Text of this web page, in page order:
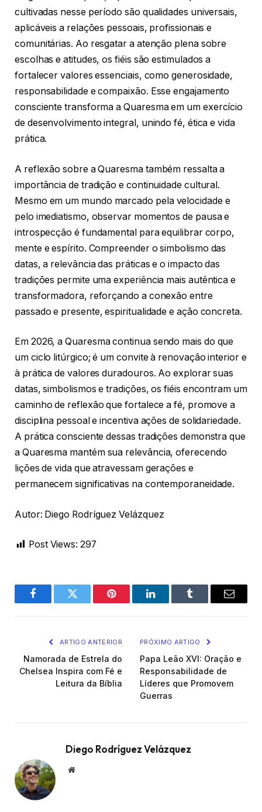
cultivadas nesse período são qualidades universais,
aplicáveis a relações pessoais, profissionais e
comunitárias. Ao resgatar a atenção plena sobre
escolhas e atitudes, os fiéis são estimulados a
fortalecer valores essenciais, como generosidade,
responsabilidade e compaixão. Esse engajamento
consciente transforma a Quaresma em um exercício
de desenvolvimento integral, unindo fé, ética e vida
prática.
A reflexão sobre a Quaresma também ressalta a
importância de tradição e continuidade cultural.
Mesmo em um mundo marcado pela velocidade e
pelo imediatismo, observar momentos de pausa e
introspecção é fundamental para equilibrar corpo,
mente e espírito. Compreender o simbolismo das
datas, a relevância das práticas e o impacto das
tradições permite uma experiência mais autêntica e
transformadora, reforçando a conexão entre
passado e presente, espiritualidade e ação concreta.
Em 2026, a Quaresma continua sendo mais do que
um ciclo litúrgico; é um convite à renovação interior e
à prática de valores duradouros. Ao explorar suas
datas, simbolismos e tradições, os fiéis encontram um
caminho de reflexão que fortalece a fé, promove a
disciplina pessoal e incentiva ações de solidariedade.
A prática consciente dessas tradições demonstra que
a Quaresma mantém sua relevância, oferecendo
lições de vida que atravessam gerações e
permanecem significativas na contemporaneidade.
Autor: Diego Rodríguez Velázquez
Post Views: 297
FacebookTwitter Pinterest LinkedInTumblr Email
ARTIGO ANTERIOR
Namorada de Estrela do
Chelsea Inspira com Fé e
Leitura da Bíblia
PRÓXIMO ARTIGO
Papa Leão XVI: Oração e
Responsabilidade de
Líderes que Promovem
Guerras
Diego Rodríguez Velázquez
Website